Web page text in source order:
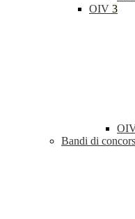
OIV 3
Bandi di